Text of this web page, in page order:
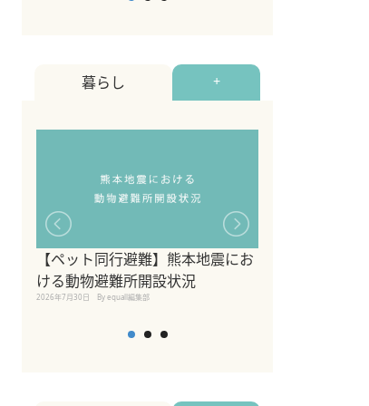
暮らし +
【ペット同行避難】熊本地震にお
ける動物避難所開設状況
2026年7月30日 By equall編集部